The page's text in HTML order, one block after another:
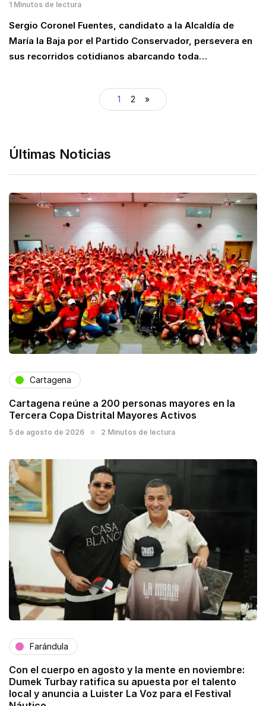
1 Minutos de lectura
Sergio Coronel Fuentes, candidato a la Alcaldía de
María la Baja por el Partido Conservador, persevera en
sus recorridos cotidianos abarcando toda…
1 2 »
Últimas Noticias
Cartagena
Cartagena reúne a 200 personas mayores en la
Tercera Copa Distrital Mayores Activos
5 de agosto de 2026 2 Minutos de lectura
Farándula
Con el cuerpo en agosto y la mente en noviembre:
Dumek Turbay ratifica su apuesta por el talento
local y anuncia a Luister La Voz para el Festival